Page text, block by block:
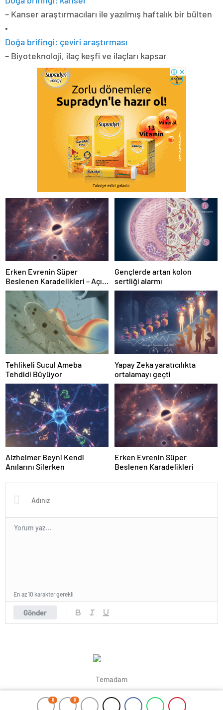
0 0
– Kanser araştırmacıları ile yazılmış haftalık bir bülten
•
Doğa brifingi: çeviri araştırması
– Biyoteknoloji, ilaç keşfi ve ilaçları kapsar
Erken Evrenin Süper
Beslenen Karadelikleri – Açık
Bilim
Gençlerde artan kolon
sertliği alarmı
Tehlikeli Sucul Ameba
Tehdidi Büyüyor
Yapay Zeka yaratıcılıkta
ortalamayı geçti
Alzheimer Beyni Kendi
Anılarını Silerken
Erken Evrenin Süper
Beslenen Karadelikleri
Gönder
En az 10 karakter gerekli
Temadam